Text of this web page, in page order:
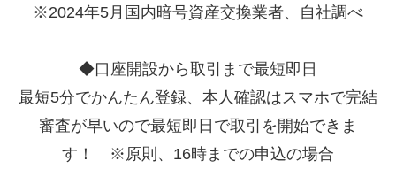
※2024年5月国内暗号資産交換業者、自社調べ
◆口座開設から取引まで最短即日
最短5分でかんたん登録、本人確認はスマホで完結
審査が早いので最短即日で取引を開始できま
す！ ※原則、16時までの申込の場合